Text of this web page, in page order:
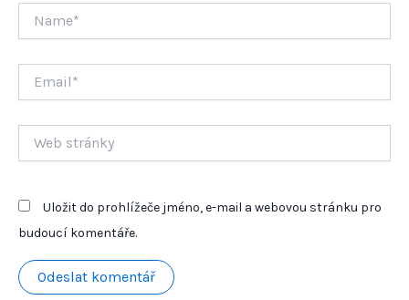
stránky
Uložit do prohlížeče jméno, e-mail a webovou stránku pro
budoucí komentáře.